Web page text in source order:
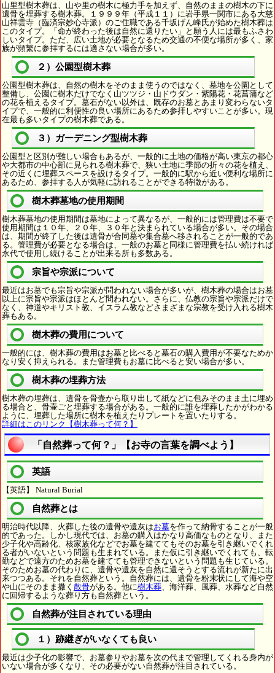
山里型樹木葬は、山や里の樹木に極力手を加えず、自然のままの樹木の下に
遺骨を埋葬する樹木葬。１９９９年（平成１１）に岩手県一関市にある大慈
山祥雲寺（臨済宗妙心寺派）のご住職である千坂げん峰氏が始めた樹木葬は
このタイプ。「命が終わった後は自然に還りたい」と願う人には最もふさわ
しいタイプ。ただ、広い土地が必要となるため交通の不便な場所が多く、家
族が頻繁に参拝するには適さない場合が多い。
２）公園型樹木葬
公園型樹木葬は、自然の樹木をそのまま使うのではなく、墓地を公園として
整備し、公園に樹木だけでなく山ツツジ・山ドウダン・紫陽花・花菖蒲など
の花を植えるタイプ。墓石がない以外は、既存のお墓とあまり変わらないタ
イプで、一般的に利便性の良い場所にあるため参拝しやすいことが多い。現
在最も多いタイプの樹木葬である。
３）ガーデニング型樹木葬
公園型と区別が難しい場合もあるが、一般的に土地の価格が高い東京の都心
や大都市の中心部に見られる樹木葬で、狭い土地に季節の折々の花を植え、
その近くに埋葬スペースを設けるタイプ。一般的に駅から近い便利な場所に
あるため、参拝する人が気軽に訪れることができる特徴がある。
樹木葬墓地の使用期間
樹木葬墓地の使用期間は墓地によって異なるが、一般的には管理費は不要で
使用期間は１０年、２０年、３０年と決まられている場合が多い。その場合
は、期間が終了した後は遺骨が合同墓や集合墓へ移されることが一般的であ
る。管理費が必要となる場合は、一般のお墓と同様に管理費を払い続ければ
永代で使用し続けることが出来る所も多数ある。
宗旨や宗派について
最近はお墓でも宗旨や宗派が問われない場合が多いが、樹木葬の場合はお墓
以上に宗旨や宗派はほとんど問われない。さらに、仏教の宗旨や宗派だけで
なく、神道やキリスト教、イスラム教などさまざまな宗教を受け入れる樹木
葬もある。
樹木葬の費用について
一般的には、樹木葬の費用はお墓と比べると墓石の購入費用が不要なためか
なり安く抑えられる。また管理費もお墓に比べると安い場合が多い。
樹木葬の埋葬方法
樹木葬の埋葬は、遺骨を骨壷から取り出して紙などに包みそのまま土に埋め
る場合と、骨壷ごと埋葬する場合がある。一般的に誰を埋葬したかがわかる
ように、埋葬した場所に樹木を植えたりプレートを置いたりする。
詳細はこのリンク【樹木葬って何？】
「自然葬って何？」【お寺の言葉を調べよう】
英語
【英語】 Natural Burial
自然葬とは
明治時代以降、火葬した後の遺骨や遺灰はお墓を作って納骨することが一般
的であった。しかし現代では、お墓の購入はかなり高価なものとなり、また
少子化や高齢化、核家族化などでお墓を建ててもそのお墓を引き継いでくれ
る者がいないという問題も生まれている。また仮に引き継いでくれても、転
勤などで遠方のためお墓を建てても管理できないという問題も生じている。
そのためお墓の代わりに、遺骨や遺灰を自然に還そうとする流れが新たに出
来つつある。それを自然葬という。自然葬には、遺骨を粉末状にして海や空
や山にそのまま撒く 散骨がある。他に樹木葬、海洋葬、風葬、水葬など自然
に回帰するような葬り方も自然葬という。
自然葬が注目されている理由
１）跡継ぎがいなくても良い
最近は少子化の影響で、お墓参りやお墓を次の代まで管理してくれる身内が
いない場合が多くなり、その必要がない自然葬が注目されている。